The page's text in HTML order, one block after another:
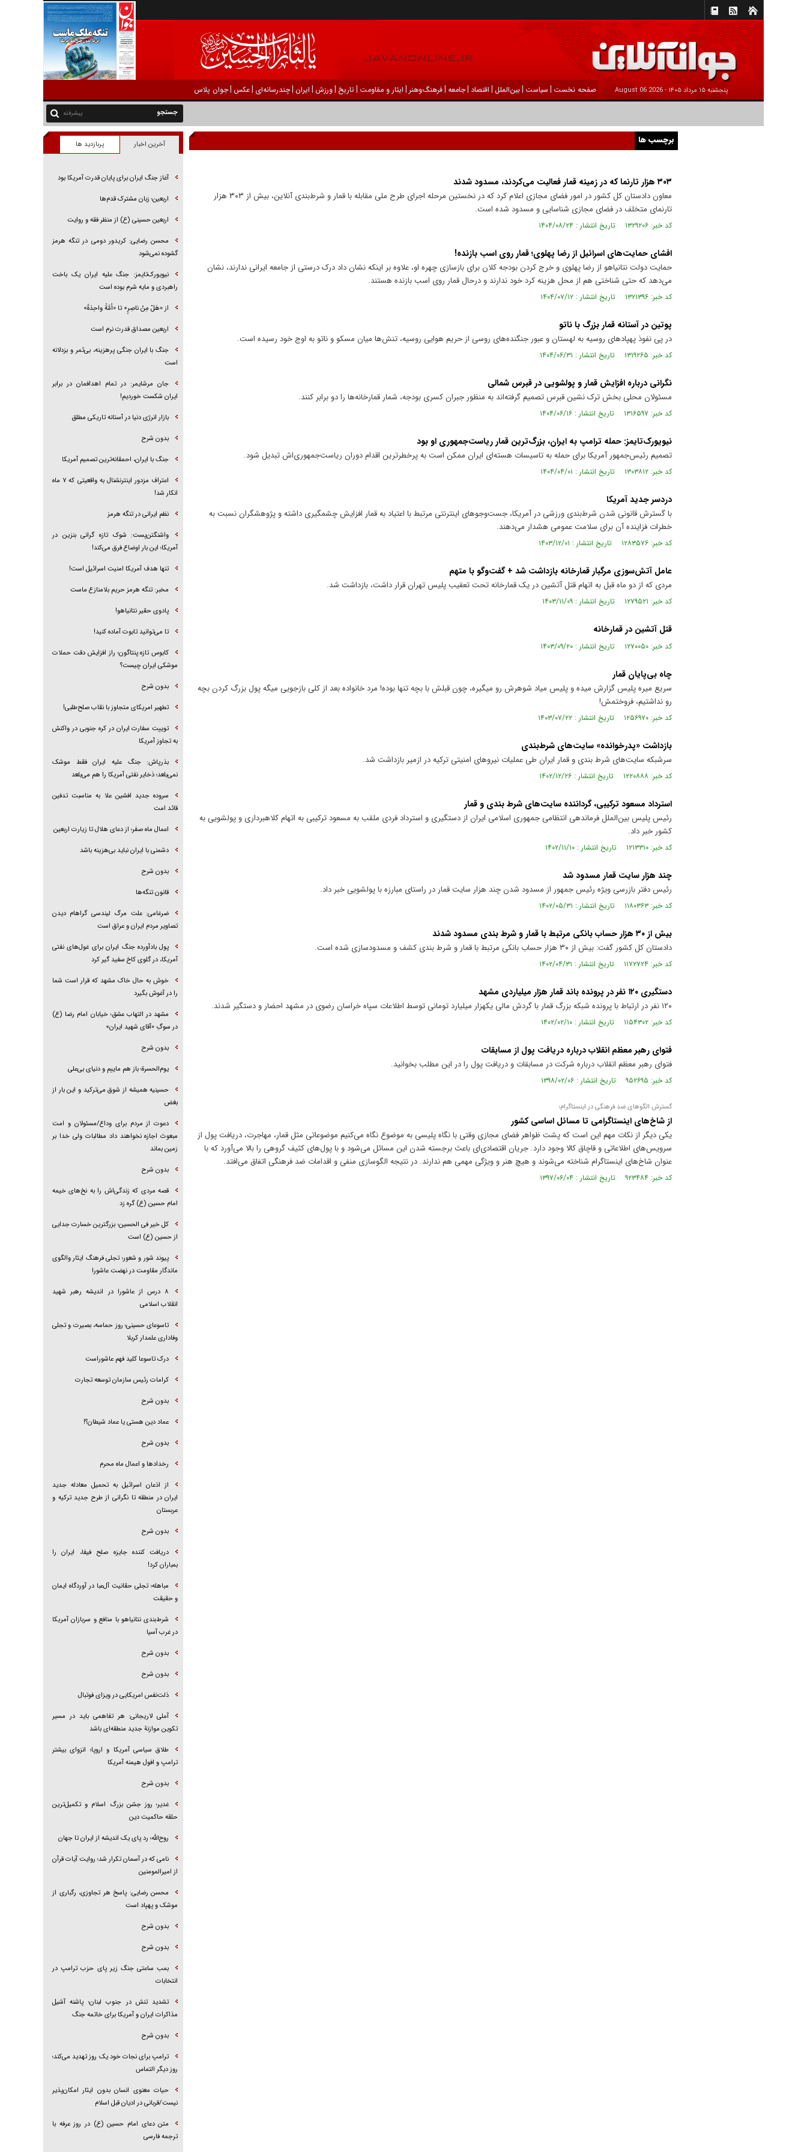
پنجشنبه ۱۵ مرداد ۱۴۰۵ - 2026 August 06 صفحه نخست | سیاست |بين‌الملل | اقتصاد |جامعه |فرهنگ‌و‌هنر | ایثار و مقاومت |تاریخ |ورزش | ايران |چندرسانه‌ای |عکس |جوان پلاس
پیشرفته
برچسب ها
۳۰۳ هزار تارنما که در زمینه قمار فعالیت می‌کردند، مسدود شدند
معاون دادستان کل کشور در امور فضای مجازی اعلام کرد که در نخستین مرحله اجرای طرح ملی مقابله با قمار و شرط‌بندی آنلاین، بیش از ۳۰۳ هزار
تارنمای متخلف در فضای مجازی شناسایی و مسدود شده است.
کد خبر: ۱۳۲۹۲۰۶ تاریخ انتشار : ۱۴۰۴/۰۸/۲۴
افشای حمایت‌های اسرائیل از رضا پهلوی؛ قمار روی اسب بازنده!
حمایت دولت نتانیاهو از رضا پهلوی و خرج کردن بودجه کلان برای بازسازی چهره او، علاوه بر اینکه نشان داد درک درستی از جامعه ایرانی ندارند، نشان
می‌دهد که حتی شناختی هم از محل هزینه کرد خود ندارند و درحال قمار روی اسب بازنده هستند.
کد خبر: ۱۳۲۱۳۹۶ تاریخ انتشار : ۱۴۰۴/۰۷/۱۲
پوتین در آستانه قمار بزرگ با ناتو
در پی نفوذ پهپاد‌های روسیه به لهستان و عبور جنگنده‌های روسی از حریم هوایی روسیه، تنش‌ها میان مسکو و ناتو به اوج خود رسیده است.
کد خبر: ۱۳۱۹۲۶۵ تاریخ انتشار : ۱۴۰۴/۰۶/۳۱
نگرانی درباره افزایش قمار و پولشویی در قبرس شمالی
مسئولان محلی بخش ترک نشین قبرس تصمیم گرفته‌اند به منظور جبران کسری بودجه، شمار قمارخانه‌ها را دو برابر کنند.
کد خبر: ۱۳۱۶۵۹۷ تاریخ انتشار : ۱۴۰۴/۰۶/۱۶
نیویورک‌تایمز: حمله ترامپ به ایران، بزرگ‌ترین قمار ریاست‌جمهوری او بود
تصمیم رئیس‌جمهور آمریکا برای حمله به تاسیسات هسته‌ای ایران ممکن است به پرخطرترین اقدام دوران ریاست‌جمهوری‌اش تبدیل شود.
کد خبر: ۱۳۰۳۸۱۲ تاریخ انتشار : ۱۴۰۴/۰۴/۰۱
دردسر جدید آمریکا
با گسترش قانونی شدن شرط‌بندی ورزشی در آمریکا، جست‌و‌جو‌های اینترنتی مرتبط با اعتیاد به قمار افزایش چشمگیری داشته و پژوهشگران نسبت به
خطرات فزاینده آن برای سلامت عمومی هشدار می‌دهند.
کد خبر: ۱۲۸۳۵۷۶ تاریخ انتشار : ۱۴۰۳/۱۲/۰۱
عامل آتش‌سوزی مرگبار قمارخانه بازداشت شد + گفت‌وگو با متهم
مردی که از دو ماه قبل به اتهام قتل آتشین در یک قمارخانه تحت تعقیب پلیس تهران قرار داشت، بازداشت شد.
کد خبر: ۱۲۷۹۵۲۱ تاریخ انتشار : ۱۴۰۳/۱۱/۰۹
قتل آتشین در قمارخانه
کد خبر: ۱۲۷۰۰۵۰ تاریخ انتشار : ۱۴۰۳/۰۹/۲۰
چاه بی‌پایان قمار
سریع میره پلیس گزارش میده و پلیس میاد شوهرش رو میگیره، چون قبلش با بچه تنها بوده! مرد خانواده بعد از کلی بازجویی میگه پول بزرگ کردن بچه
رو نداشتیم، فروختمش!
کد خبر: ۱۲۵۶۹۷۰ تاریخ انتشار : ۱۴۰۳/۰۷/۲۲
بازداشت «پدرخوانده» سایت‌های شرط‌بندی
سرشبکه سایت‌های شرط بندی و قمار ایران طی عملیات نیروهای امنیتی ترکیه در ازمیر بازداشت شد.
کد خبر: ۱۲۲۰۸۸۸ تاریخ انتشار : ۱۴۰۲/۱۲/۲۶
استرداد مسعود ترکیبی، گرداننده سایت‌های شرط بندی و قمار
رئیس پلیس بین‌الملل فرماندهی انتظامی جمهوری اسلامی ایران از دستگیری و استرداد فردی ملقب به مسعود ترکیبی به اتهام کلاهبرداری و پولشویی به
کشور خبر داد.
کد خبر: ۱۲۱۳۳۱۰ تاریخ انتشار : ۱۴۰۲/۱۱/۱۰
چند هزار سایت قمار مسدود شد
رئیس دفتر بازرسی ویژه رئیس جمهور از مسدود شدن چند هزار سایت قمار در راستای مبارزه با پولشویی خبر داد.
کد خبر: ۱۱۸۰۳۶۳ تاریخ انتشار : ۱۴۰۲/۰۵/۳۱
بیش از ۳۰ هزار حساب بانکی مرتبط با قمار و شرط بندی مسدود شدند
دادستان کل کشور گفت: بیش از ۳۰ هزار حساب بانکی مرتبط با قمار و شرط بندی کشف و مسدودسازی شده است.
کد خبر: ۱۱۷۲۷۲۴ تاریخ انتشار : ۱۴۰۲/۰۴/۳۱
دستگیری ۱۲۰ نفر در پرونده باند قمار هزار میلیاردی مشهد
۱۲۰ نفر در ارتباط با پرونده شبکه بزرگ قمار با گردش مالی یکهزار میلیارد تومانی توسط اطلاعات سپاه خراسان رضوی در مشهد احضار و دستگیر شدند.
کد خبر: ۱۱۵۴۳۰۲ تاریخ انتشار : ۱۴۰۲/۰۲/۱۰
فتوای رهبر معظم انقلاب درباره دریافت پول از مسابقات
فتوای رهبر معظم انقلاب درباره شرکت در مسابقات و دریافت پول را در این مطلب بخوانید.
کد خبر: ۹۵۲۶۹۵ تاریخ انتشار : ۱۳۹۸/۰۲/۰۶
گسترش الگوهای ضد فرهنگی در اینستاگرام؛
از شاخ‌های اینستاگرامی تا مسائل اساسی کشور
یکی دیگر از نکات مهم این است که پشت ظواهر فضای مجازی وقتی با نگاه پلیسی به موضوع نگاه می‌کنیم موضوعاتی مثل قمار، مهاجرت، دریافت پول از
سرویس‌های اطلاعاتی و قاچاق کالا وجود دارد. جریان اقتصادی‌ای باعث برجسته شدن این مسائل می‌شود و با پول‌های کثیف گروهی را بالا می‌آورد که با
عنوان شاخ‌های اینستاگرام شناخته می‌شوند و هیچ هنر و ویژگی مهمی هم ندارند. در نتیجه الگوسازی منفی و اقدامات ضد فرهنگی اتفاق می‌افتد.
کد خبر: ۹۲۳۴۸۴ تاریخ انتشار : ۱۳۹۷/۰۶/۰۴
آخرین اخبار پربازدید ها
آغاز جنگ ایران برای پایان قدرت آمریکا بود
اربعین؛ زبان مشترک قدم‌ها
اربعین حسینی (ع) از منظر فقه و روایت
محسن رضایی: کریدور دومی در تنگه هرمز
گشوده نمی‌شود
نیویورک‌تایمز: جنگ علیه ایران یک باخت
راهبردی و مایه شرم بوده است
از «هَلْ مِنْ ناصِرٍ» تا «اُمَّةً واحِدَةً»
اربعین مصداق قدرت نرم است
جنگ با ایران جنگی پرهزینه، بی‌ثمر و بزدلانه
است
جان مرشایمر: در تمام اهدافمان در برابر
ایران شکست خوردیم!
بازار انرژی دنیا در آستانه تاریکی مطلق
بدون شرح
جنگ با ایران، احمقانه‌ترین تصمیم آمریکا
اعتراف مزدور اینترنشنال به واقعیتی که ۷ ماه
انکار شد!
نظم ایرانی در تنگه هرمز
واشنگتن‌پست: شوک تازه گرانی بنزین در
آمریکا؛ این بار اوضاع فرق می‌کند!
تنها هدف آمریکا امنیت اسرائیل است!
مخبر: تنگه هرمز حریم بلامنازع ماست
پادوی حقیر نتانیاهو!
تا می‌توانید تابوت آماده کنید!
کابوس تازه پنتاگون؛ راز افزایش دقت حملات
موشکی ایران چیست؟
بدون شرح
تطهیر امریکای متجاوز با نقاب صلح‌طلبی!
توییت سفارت ایران در کره جنوبی در واکنش
به تجاوز آمریکا
بذرپاش: ‏جنگ علیه ایران فقط موشک
نمی‌بلعد؛ ذخایر نفتی آمریکا را هم می‌بلعد
سروده جدید افشین علا به مناسبت تدفین
قائد امت
اعمال ماه صفر؛ از دعای هلال تا زیارت اربعین
دشمنی با ایران نباید بی‌هزینه باشد
بدون شرح
قانون تنگه‌ها
ضرغامی: علت مرگ لیندسی گراهام دیدن
تصاویر مردم ایران و عراق است
پول بادآورده جنگ ایران برای غول‌های نفتی
آمریکا، در گلوی کاخ سفید گیر کرد
خوش به حال خاک مشهد که قرار است شما
را در آغوش بگیرد
مشهد در التهاب عشق؛ خیابان امام رضا (ع)
در سوگِ «آقای شهید ایران»
بدون شرح
یوم‌الحسرة؛ باز هم ماییم و دنیای بی‌علی
حسینیه همیشه از شوق می‌ترکید و این بار از
بغض
دعوت از مردم برای وداع/مسئولان و امت
مبعوث اجازه نخواهند داد مطالبات ولی خدا بر
زمین بماند
بدون شرح
قصه مردی که زندگی‌اش را به نخ‌های خیمه
امام حسین (ع) گره زد
کل خیر فی الحسین؛ بزرگترین خسارت جدایی
از حسین (ع) است
پیوند شور و شعور؛ تجلی فرهنگ ایثار والگوی
ماندگار مقاومت در نهضت عاشورا
۸ درس از عاشورا در اندیشه رهبر شهید
انقلاب اسلامی
تاسوعای حسینی؛ روز حماسه، بصیرت و تجلی
وفاداری علمدار کربلا
درک تاسوعا کلید فهم عاشوراست
کرامات رئیس سازمان توسعه تجارت
بدون شرح
عماد دین هستی یا عماد شیطان؟!
بدون شرح
رخداد‌ها و اعمال ماه محرم
از اذعان اسرائیل به تحمیل معادله جدید
ایران در منطقه تا نگرانی از طرح جدید ترکیه و
عربستان
بدون شرح
دریافت کننده جایزه صلح فیفا، ایران را
بمباران کرد!
مباهله؛ تجلی حقانیت آل‌عبا در آوردگاه ایمان
و حقیقت
شرط‌بندی نتانیاهو با منافع و سربازان آمریکا
در غرب آسیا
بدون شرح
بدون شرح
ذلت‌نفس امریکایی در ویزای فوتبال
آملی لاریجانی: هر تفاهمی باید در مسیر
تکوین موازنۀ جدید منطقه‌ای باشد
طلاق سیاسی آمریکا و اروپا؛ انزوای بیشتر
ترامپ و افول هیمنه آمریکا
بدون شرح
غدیر؛ روز جشن بزرگ اسلام و تکمیل‌ترین
حلقه حاکمیت دین
روح‌الله؛ رد پای یک اندیشه از ایران تا جهان
نامی که در آسمان تکرار شد؛ روایت آیات قرآن
از امیرالمومنین
محسن رضایی: پاسخ هر تجاوزی، رگباری از
موشک و پهپاد است
بدون شرح
بدون شرح
بمب ساعتی جنگ زیر پای حزب ترام‍پ در
انتخابات
تشدید تنش در جنوب لبنان؛ پاشنه آشیل
مذاکرات ایران و آمریکا برای خاتمه جنگ
بدون شرح
ترامپ برای نجات خود یک روز تهدید می‌کند؛
روز دیگر التماس
حیات معنوی انسان بدون ایثار امکان‌پذیر
نیست/قربانی در ادیان قبل اسلام
متن دعای امام حسین (ع) در روز عرفه با
ترجمه فارسی